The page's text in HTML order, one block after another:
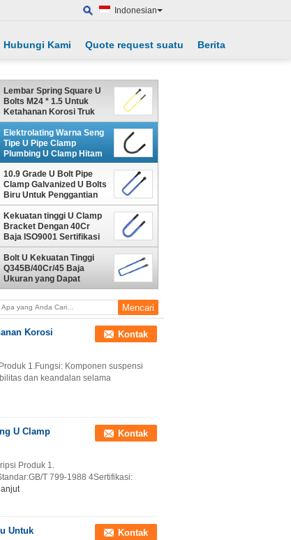
Indonesian
Hubungi Kami Quote request suatu Berita
Lembar Spring Square U
Bolts M24 * 1.5 Untuk
Ketahanan Korosi Truk
Elektrolating Warna Seng
Tipe U Pipe Clamp
Plumbing U Clamp Hitam
10.9 Grade U Bolt Pipe
Clamp Galvanized U Bolts
Biru Untuk Penggantian
Kekuatan tinggi U Clamp
Bracket Dengan 40Cr
Baja ISO9001 Sertifikasi
Bolt U Kekuatan Tinggi
Q345B/40Cr/45 Baja
Ukuran yang Dapat
Dikustomisasi
Korosi
Kontak
1.Fungsi: Komponen suspensi
dan keandalan selama
U Clamp
Kontak
Produk 1.
T 799-1988 4Sertifikasi:
Untuk
Kontak